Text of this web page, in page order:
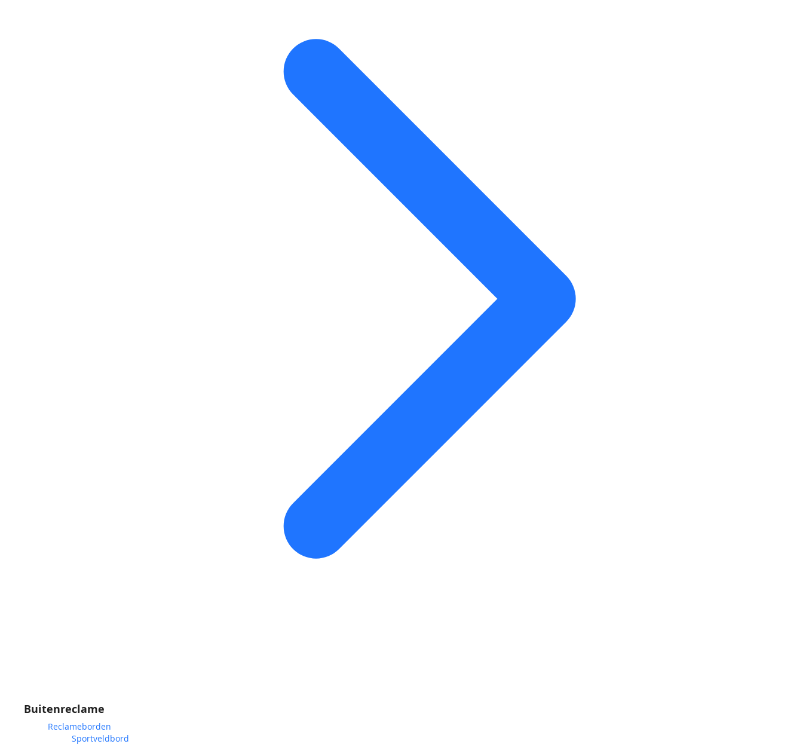
Buitenreclame
Reclameborden
Sportveldbord